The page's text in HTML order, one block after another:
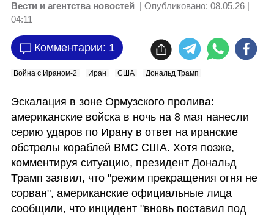
Вести и агентства новостей | Опубликовано: 08.05.26 |
04:11
Комментарии: 1
Война с Ираном-2 Иран США Дональд Трамп
Эскалация в зоне Ормузского пролива:
американские войска в ночь на 8 мая нанесли
серию ударов по Ирану в ответ на иранские
обстрелы кораблей ВМС США. Хотя позже,
комментируя ситуацию, президент Дональд
Трамп заявил, что "режим прекращения огня не
сорван", американские официальные лица
сообщили, что инцидент "вновь поставил под